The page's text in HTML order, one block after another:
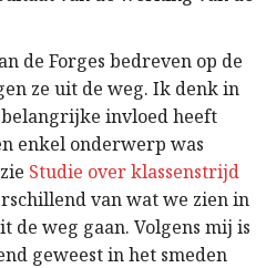
de Forges bedreven op de
ze uit de weg. Ik denk in
invloed heeft
enkel onderwerp was
Studie over klassenstrijd
van wat we zien in
de weg gaan. Volgens mij is
geweest in het smeden